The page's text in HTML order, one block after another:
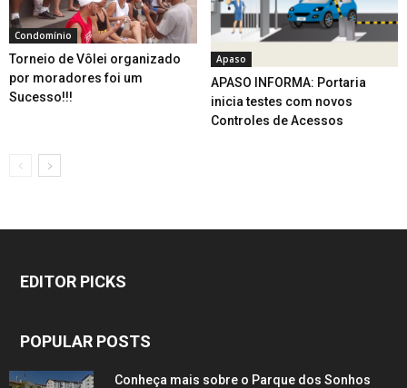
Condomínio
Torneio de Vôlei organizado
por moradores foi um
Sucesso!!!
Apaso
APASO INFORMA: Portaria
inicia testes com novos
Controles de Acessos
EDITOR PICKS
POPULAR POSTS
Conheça mais sobre o Parque dos Sonhos